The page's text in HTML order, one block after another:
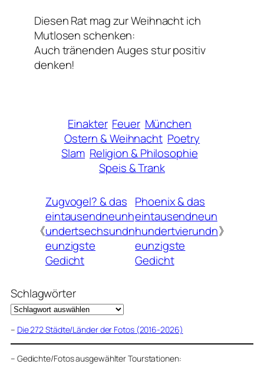
Diesen Rat mag zur Weihnacht ich
Mutlosen schenken:
Auch tränenden Auges stur positiv
denken!
Einakter Feuer München
Ostern & Weihnacht Poetry
Slam Religion & Philosophie
Speis & Trank
《
Zugvogel? & das
eintausendneunh
undertsechsundn
eunzigste
Gedicht
Phoenix & das
eintausendneun
hundertvierundn
eunzigste
Gedicht
》
Schlagwörter
– Die 272 Städte/Länder der Fotos (2016-2026)
– Gedichte/Fotos ausgewählter Tourstationen: